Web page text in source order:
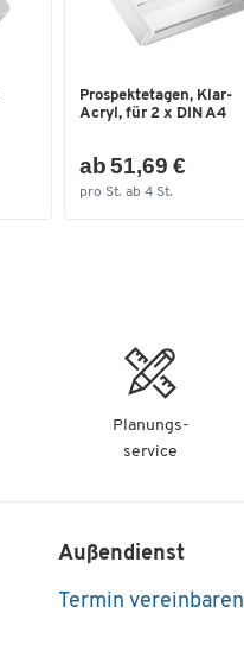
Prospektetagen, Klar-
Acryl, für 2 x DIN A4
ab 51,69 €
pro St. ab 4 St.
Planungs-
service
Außendienst
Termin vereinbaren